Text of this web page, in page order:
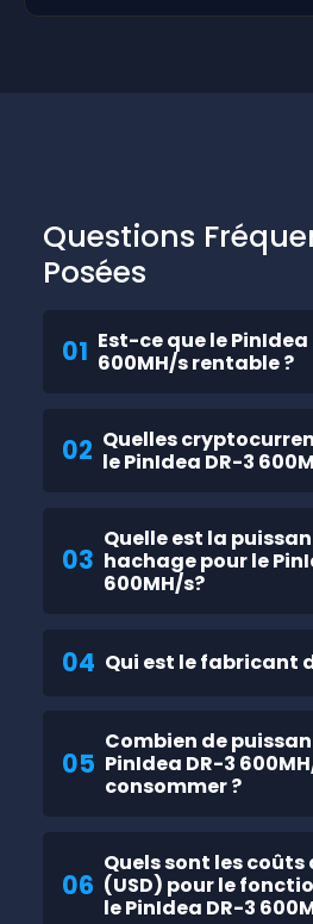
Questions
Posées
01 Est-ce que le PinIdea
600MH/s rentable ?
02 Quelles
le PinIdea DR-3
03
Quelle est la
hachage pour le
600MH/s?
04 Qui est le fabricant
05
Combien de
PinIdea DR-3
consommer ?
06
Quels sont les
(USD) pour le
le PinIdea DR-3